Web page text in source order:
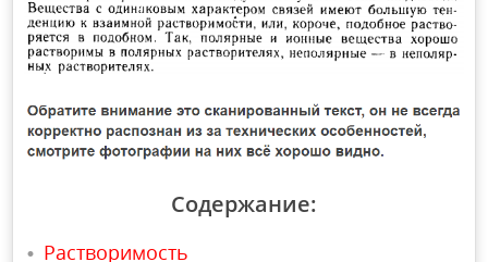
Содержание:
Растворимость